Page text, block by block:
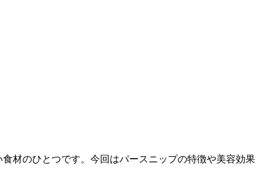
材のひとつです。今回はパースニップの特徴や美容効果